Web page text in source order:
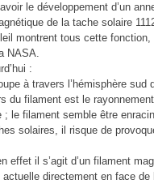
le développement d’un
de la tache solaire
montrent tous cette
NASA.
:
à travers l’hémisphère sud
du filament est le
; le filament semble être
solaires, il risque de
effet il s’agit d’un filament
directement en face